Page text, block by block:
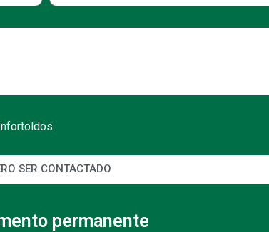
SER CONTACTADO
permanente